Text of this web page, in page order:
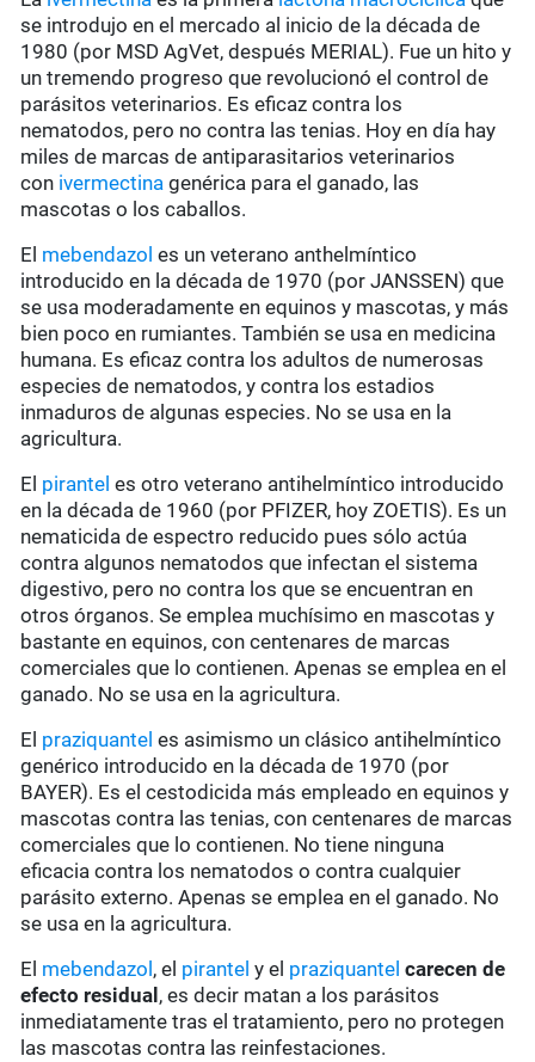
se introdujo en el mercado al inicio de la década de
1980 (por MSD AgVet, después MERIAL). Fue un hito y
un tremendo progreso que revolucionó el control de
parásitos veterinarios. Es eficaz contra los
nematodos, pero no contra las tenias. Hoy en día hay
miles de marcas de antiparasitarios veterinarios
con ivermectina genérica para el ganado, las
mascotas o los caballos.
El mebendazol es un veterano anthelmíntico
introducido en la década de 1970 (por JANSSEN) que
se usa moderadamente en equinos y mascotas, y más
bien poco en rumiantes. También se usa en medicina
humana. Es eficaz contra los adultos de numerosas
especies de nematodos, y contra los estadios
inmaduros de algunas especies. No se usa en la
agricultura.
El pirantel es otro veterano antihelmíntico introducido
en la década de 1960 (por PFIZER, hoy ZOETIS). Es un
nematicida de espectro reducido pues sólo actúa
contra algunos nematodos que infectan el sistema
digestivo, pero no contra los que se encuentran en
otros órganos. Se emplea muchísimo en mascotas y
bastante en equinos, con centenares de marcas
comerciales que lo contienen. Apenas se emplea en el
ganado. No se usa en la agricultura.
El praziquantel es asimismo un clásico antihelmíntico
genérico introducido en la década de 1970 (por
BAYER). Es el cestodicida más empleado en equinos y
mascotas contra las tenias, con centenares de marcas
comerciales que lo contienen. No tiene ninguna
eficacia contra los nematodos o contra cualquier
parásito externo. Apenas se emplea en el ganado. No
se usa en la agricultura.
El mebendazol , el pirantel y el praziquantel carecen de
efecto residual , es decir matan a los parásitos
inmediatamente tras el tratamiento, pero no protegen
las mascotas contra las reinfestaciones.